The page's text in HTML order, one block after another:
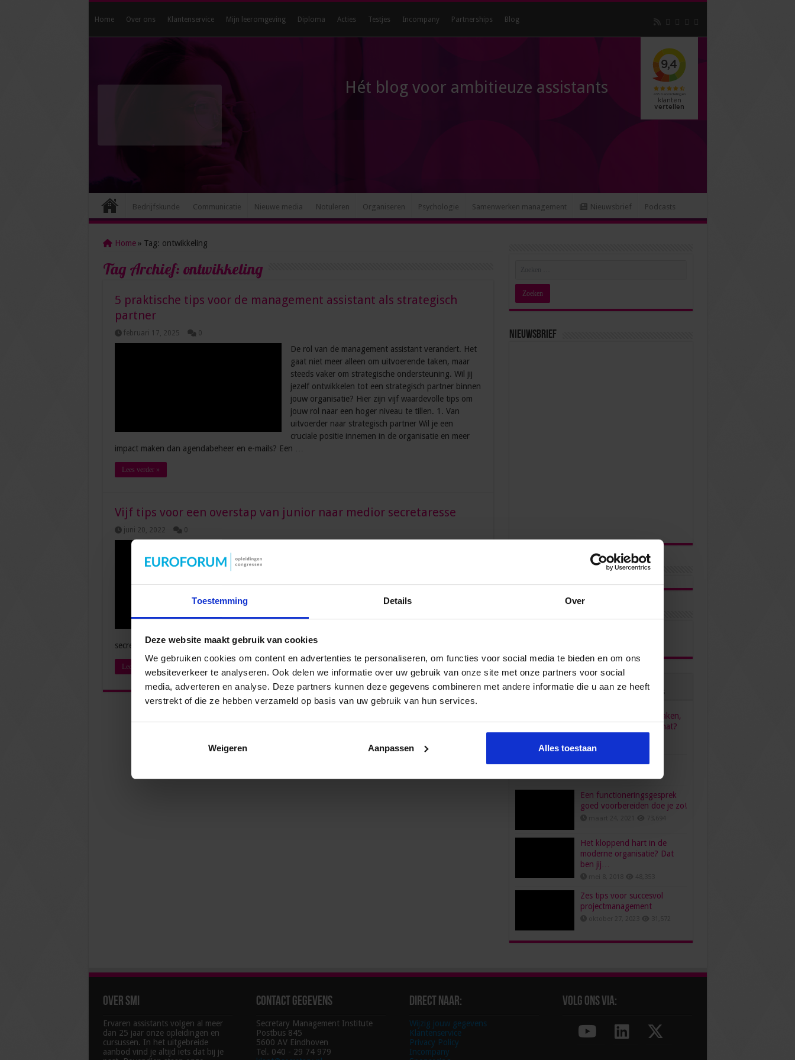
Toestemming Details Over
Deze website maakt gebruik van cookies
We gebruiken cookies om content en advertenties te personaliseren, om functies voor social media te bieden en om ons
websiteverkeer te analyseren. Ook delen we informatie over uw gebruik van onze site met onze partners voor social
media, adverteren en analyse. Deze partners kunnen deze gegevens combineren met andere informatie die u aan ze heeft
verstrekt of die ze hebben verzameld op basis van uw gebruik van hun services.
Weigeren Aanpassen Alles toestaan
Home Over ons Klantenservice Mijn leeromgeving Diploma Acties Testjes Incompany Partnerships Blog
Hét blog voor ambitieuze assistants
Bedrijfskunde Communicatie Nieuwe media Notuleren Organiseren Psychologie Samenwerken management Nieuwsbrief Podcasts
Home » Tag: ontwikkeling
Tag Archief: ontwikkeling
5 praktische tips voor de management assistant als strategisch
partner
februari 17, 2025 0
De rol van de management assistant verandert. Het
gaat niet meer alleen om uitvoerende taken, maar
steeds vaker om strategische ondersteuning. Wil jij
jezelf ontwikkelen tot een strategisch partner binnen
jouw organisatie? Hier zijn vijf waardevolle tips om
jouw rol naar een hoger niveau te tillen. 1. Van
uitvoerder naar strategisch partner Wil je een
cruciale positie innemen in de organisatie en meer
impact maken dan agendabeheer en e-mails? Een …
Lees verder »
Vijf tips voor een overstap van junior naar medior secretaresse
juni 20, 2022 0
voor stuk al tot jouw takenpakket. Je hebt ze
allemaal eigen gemaakt, maar nu is het tijd voor de
ontwikkel je deze extra vaardigheden om de
secretaresse? Begin bij deze vijf tips. 1. Toon jouw talenten als …
Lees verder »
Nieuwsbrief
Populair Recent Reacties Tags
HR, HRM, personeelszaken,
P&O… Is het één pot nat?
Wat verdient een secretaresse?
Een functioneringsgesprek
goed voorbereiden doe je zo!
Het kloppend hart in de
moderne organisatie? Dat
ben jij…
Zes tips voor succesvol
projectmanagement
Over SMI
Ervaren assistants volgen al meer
dan 25 jaar onze opleidingen en
cursussen. In het uitgebreide
aanbod vind je altijd iets dat bij je
Contact gegevens
Secretary Management Institute
Postbus 845
5600 AV Eindhoven
Tel. 040 - 29 74 979
Direct naar:
Wijzig jouw gegevens
Klantenservice
Privacy Policy
Incompany
Volg ons via: